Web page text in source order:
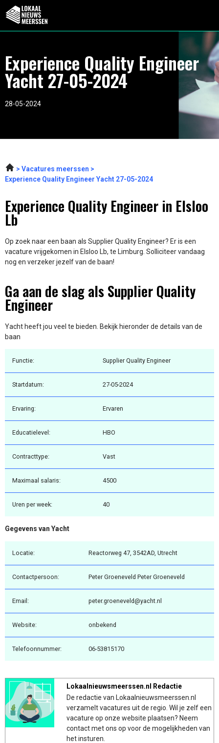
Experience Quality Engineer
Yacht 27-05-2024
28-05-2024
Vacatures meerssen
Experience Quality Engineer Yacht 27-05-2024
Experience Quality Engineer in Elsloo
Lb
Op zoek naar een baan als Supplier Quality Engineer? Er is een
vacature vrijgekomen in Elsloo Lb, te Limburg. Solliciteer vandaag
nog en verzeker jezelf van de baan!
Ga aan de slag als Supplier Quality
Engineer
Yacht heeft jou veel te bieden. Bekijk hieronder de details van de
baan
Functie: Supplier Quality Engineer
Startdatum: 27-05-2024
Ervaring: Ervaren
Educatielevel: HBO
Contracttype: Vast
Maximaal salaris: 4500
Uren per week: 40
Gegevens van Yacht
Locatie: Reactorweg 47, 3542AD, Utrecht
Contactpersoon: Peter Groeneveld Peter Groeneveld
Email: peter.groeneveld@yacht.nl
Website: onbekend
Telefoonnummer: 06-53815170
Lokaalnieuwsmeerssen.nl Redactie
De redactie van Lokaalnieuwsmeerssen.nl
verzamelt vacatures uit de regio. Wil je zelf een
vacature op onze website plaatsen? Neem
contact met ons op voor de mogelijkheden van
het insturen.